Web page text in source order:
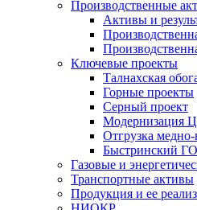
Производственные
Активы и
Ключевые проекты
Талнахская
Горные проекты
Серный проект
Модернизация
Отгрузка медно-
Быстринский
Газовые и
Транспортные активы
Продукция и ее